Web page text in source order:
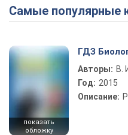
Самые популярные
показать
обложку
ГДЗ
Авторы: В.
Год: 2015
Описание: